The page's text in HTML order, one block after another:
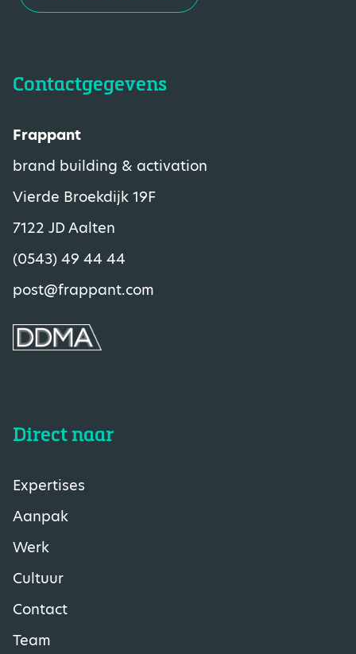
Contactgegevens
Frappant
brand building & activation
Vierde Broekdijk 19F
7122 JD Aalten
(0543) 49 44 44
post@frappant.com
Direct naar
Expertises
Aanpak
Werk
Cultuur
Contact
Team